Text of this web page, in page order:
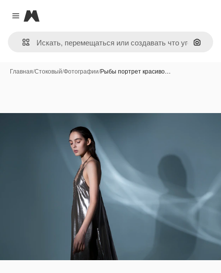
Close menu
Magnific
Поиск
Главная/Стоковый/Фотографии/Рыбы портрет красиво…